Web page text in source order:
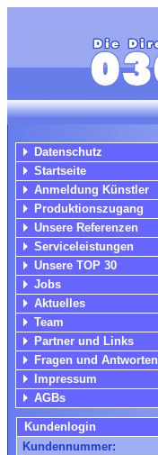
Datenschutz
Startseite
Anmeldung Künstler
Produktionszugang
Unsere Referenzen
Serviceleistungen
Unsere TOP 30
Jobs
Aktuelles
Team
Partner und Links
Fragen und Antworten
Impressum
AGBs
Kundenlogin
Kundennummer: